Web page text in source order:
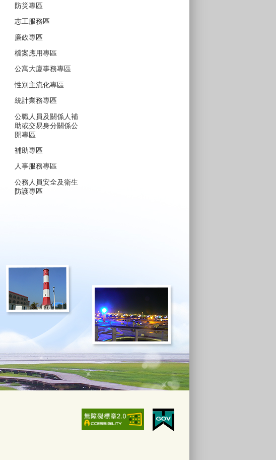
防災專區
志工服務區
廉政專區
檔案應用專區
公寓大廈事務專區
性別主流化專區
統計業務專區
公職人員及關係人補
助或交易身分關係公
開專區
補助專區
人事服務專區
公務人員安全及衛生
防護專區